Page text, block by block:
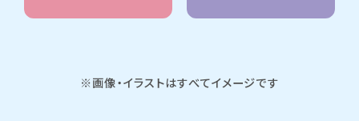
※画像・イラストはすべてイメージです